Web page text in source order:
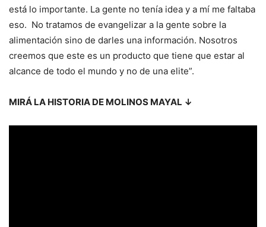
está lo importante. La gente no tenía idea y a mí me faltaba
eso. No tratamos de evangelizar a la gente sobre la
alimentación sino de darles una información. Nosotros
creemos que este es un producto que tiene que estar al
alcance de todo el mundo y no de una elite”.
MIRÁ LA HISTORIA DE MOLINOS MAYAL ↓